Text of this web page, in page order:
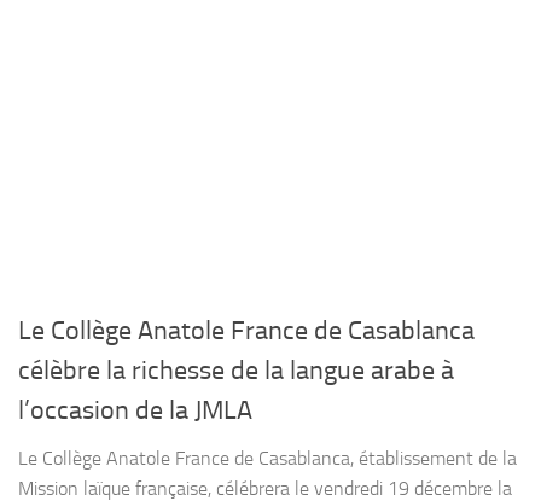
Le Collège Anatole France de Casablanca
célèbre la richesse de la langue arabe à
l’occasion de la JMLA
Le Collège Anatole France de Casablanca, établissement de la
Mission laïque française, célébrera le vendredi 19 décembre la